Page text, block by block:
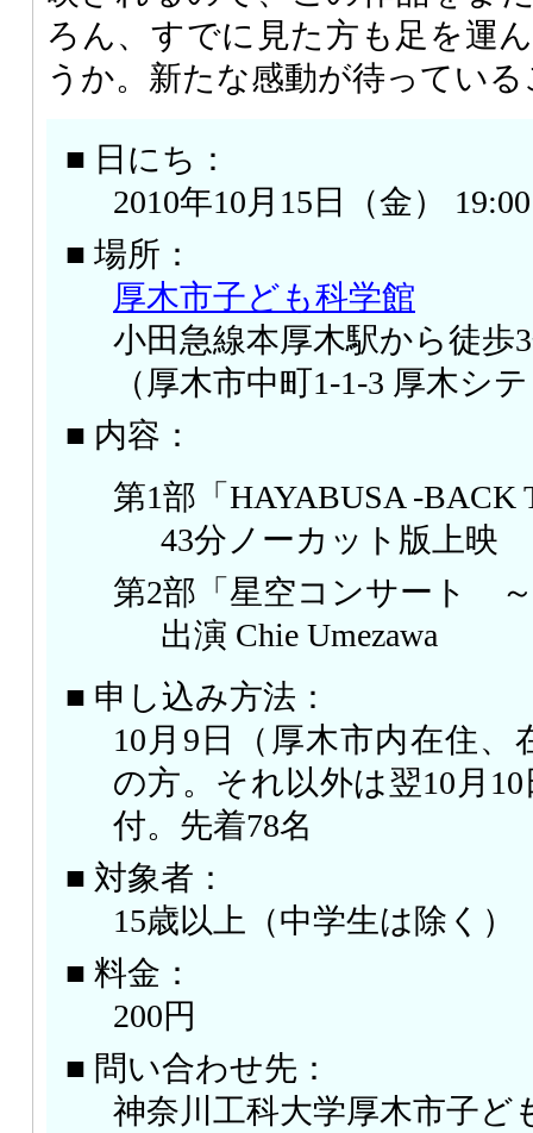
ろん、すでに見た方も足を運
うか。新たな感動が待ってい
■ 日にち：
2010年10月15日（金）
■ 場所：
厚木市子ども科学館
小田急線本厚木駅から徒歩
（厚木市中町1-1-3 厚木シ
■ 内容：
第1部「HAYABUSA -BACK
43分ノーカット版上映
第2部「星空コンサート
出演 Chie Umezawa
■ 申し込み方法：
10月9日（厚木市内在住
の方。それ以外は翌10月
付。先着78名
■ 対象者：
15歳以上（中学生は除く）
■ 料金：
200円
■ 問い合わせ先：
神奈川工科大学厚木市子ど